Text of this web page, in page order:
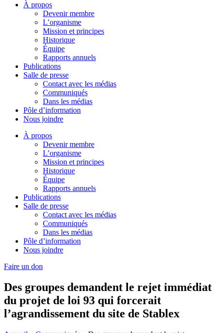
À propos
Devenir membre
L’organisme
Mission et principes
Historique
Équipe
Rapports annuels
Publications
Salle de presse
Contact avec les médias
Communiqués
Dans les médias
Pôle d’information
Nous joindre
À propos
Devenir membre
L’organisme
Mission et principes
Historique
Équipe
Rapports annuels
Publications
Salle de presse
Contact avec les médias
Communiqués
Dans les médias
Pôle d’information
Nous joindre
Faire un don
Des groupes demandent le rejet immédiat
du projet de loi 93 qui forcerait
l’agrandissement du site de Stablex